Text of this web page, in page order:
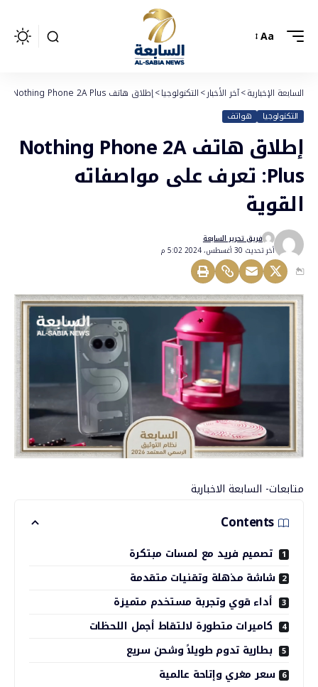
Aa
السابعة الإخبارية>آخر الأخبار>التكنولوجيا>إطلاق هاتف Nothing Phone 2A Plus: تعرف على مواصفاته القوية
التكنولوجيا هواتف
إطلاق هاتف Nothing Phone 2A
Plus: تعرف على مواصفاته
القوية
أخر تحديث 30 أغسطس، 2024 5:02 م
فريق تحرير السابعة
متابعات- السابعة الاخبارية
Contents
تصميم فريد مع لمسات مبتكرة
شاشة مذهلة وتقنيات متقدمة
أداء قوي وتجربة مستخدم متميزة
كاميرات متطورة لالتقاط أجمل اللحظات
بطارية تدوم طويلاً وشحن سريع
سعر مغري وإتاحة عالمية